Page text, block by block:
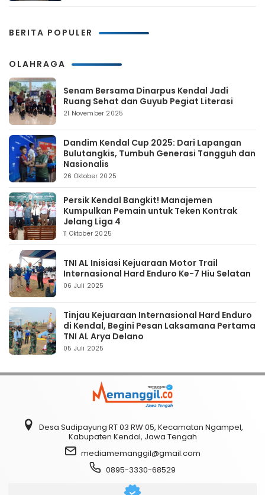
BERITA POPULER
OLAHRAGA
Senam Bersama Dinarpus Kendal Jadi
Ruang Sehat dan Guyub Pegiat Literasi
21 November 2025
Dandim Kendal Cup 2025: Dari Lapangan
Bulutangkis, Tumbuh Generasi Tangguh dan
Nasionalis
26 Oktober 2025
Persik Kendal Bangkit! Manajemen
Kumpulkan Pemain untuk Teken Kontrak
Jelang Liga 4
11 Oktober 2025
TNI AL Inisiasi Kejuaraan Motor Trail
Internasional Hard Enduro Ke-7 Hiu Selatan
06 Juli 2025
Tinjau Kejuaraan Internasional Hard Enduro
di Kendal, Begini Pesan Laksamana Pertama
TNI AL Arya Delano
05 Juli 2025
Desa Sudipayung RT 03 RW 05, Kecamatan Ngampel,
Kabupaten Kendal, Jawa Tengah
mediamemanggil@gmail.com
0895-3330-68529